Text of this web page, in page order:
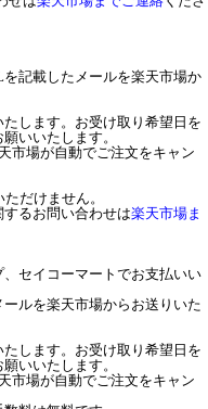
記載したメールを楽天市場か
します。お受け取り希望日を
いいたします。
市場が自動でご注文をキャン
だけません。
るお問い合わせは楽天市場ま
セイコーマートでお支払いい
ルを楽天市場からお送りいた
します。お受け取り希望日を
いいたします。
市場が自動でご注文をキャン